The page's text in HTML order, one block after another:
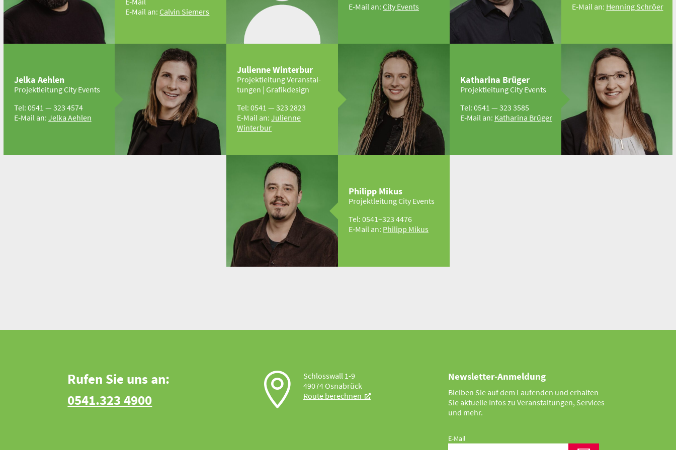
E‑Mail an:Calvin Siemers
E‑Mail an: City Events
E‑Mail an: Henning Schröer
Jelka Aehlen
Projekt­leitung City Events
Tel: 0541 — 323 4574
E‑Mail an: Jelka Aehlen
Julienne Winterbur
Projekt­leitung Veran­stal­
tungen | Grafik­design
Tel: 0541 — 323 2823
E‑Mail an:Julienne
Winterbur
Katharina Brüger
Projekt­leitung City Events
Tel: 0541 — 323 3585
E‑Mail an: Katharina Brüger
Philipp Mikus
Projekt­leitung City Events
Tel: 0541–323 4476
E‑Mail an: Philipp Mikus
Rufen Sie uns an:
0541.323 4900

Schlosswall 1-9
49074 Osnabrück
Route berechnen
Newsletter-Anmeldung
Bleiben Sie auf dem Laufenden und erhalten
Sie aktuelle Infos zu Veranstaltungen, Services
und mehr.
E-Mail